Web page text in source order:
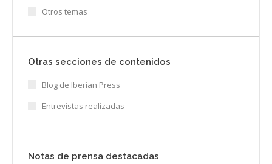
Otros temas
Otras secciones de contenidos
Blog de Iberian Press
Entrevistas realizadas
Notas de prensa destacadas